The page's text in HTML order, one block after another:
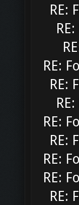
RE:
RE:
RE:
RE:
RE:
RE:
RE:
RE: